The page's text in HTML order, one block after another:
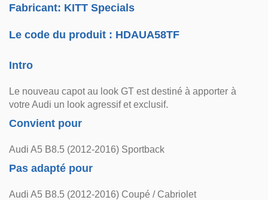
Fabricant: KITT Specials
Le code du produit : HDAUA58TF
Intro
Le nouveau capot au look GT est destiné à apporter à
votre Audi un look agressif et exclusif.
Convient pour
Audi A5 B8.5 (2012-2016) Sportback
Pas adapté pour
Audi A5 B8.5 (2012-2016) Coupé / Cabriolet